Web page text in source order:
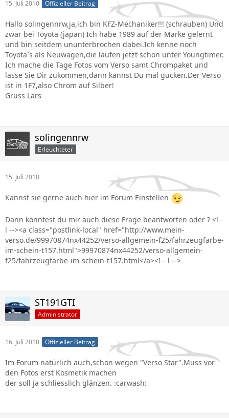
15. Juli 2010 Offizieller Beitrag
Hallo solingennrw,ja,ich bin KFZ-Mechaniker!!! (schrauben) Und
zwar bei Toyota (japan) Ich habe 1989 auf der Marke gelernt
und bin seitdem ununterbrochen dabei.Ich kenne noch
Toyota`s als Neuwagen,die laufen jetzt schon unter Youngtimer.
Ich mache die Tage Fotos vom Verso samt Chrompaket und
lasse Sie Dir zukommen,dann kannst Du mal gucken.Der Verso
ist in 1F7,also Chrom auf Silber!
Gruss Lars
solingennrw
Erleuchteter
15. Juli 2010
Kannst sie gerne auch hier im Forum Einstellen
Dann könntest du mir auch diese Frage beantworten oder ? <!--
l --><a class="postlink-local" href="http://www.mein-
verso.de/99970874nx44252/verso-allgemein-f25/fahrzeugfarbe-
im-schein-t157.html">99970874nx44252/verso-allgemein-
f25/fahrzeugfarbe-im-schein-t157.html</a><!-- l -->
ST191GTI
Administrator
16. Juli 2010 Offizieller Beitrag
Im Forum natürlich auch,schon wegen "Verso Star".Muss vor
den Fotos erst Kosmetik machen
der soll ja schliesslich glänzen. :carwash: